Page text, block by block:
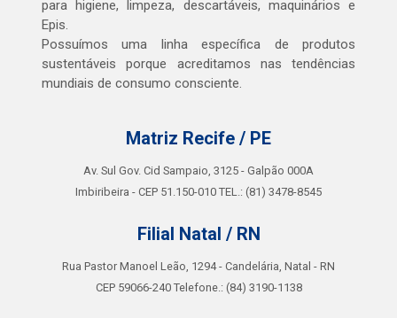
para higiene, limpeza, descartáveis, maquinários e
Epis.
Possuímos uma linha específica de produtos
sustentáveis porque acreditamos nas tendências
mundiais de consumo consciente.
Matriz Recife / PE
Av. Sul Gov. Cid Sampaio, 3125 - Galpão 000A
Imbiribeira - CEP 51.150-010 TEL.: (81) 3478-8545
Filial Natal / RN
Rua Pastor Manoel Leão, 1294 - Candelária, Natal - RN
CEP 59066-240 Telefone.: (84) 3190-1138